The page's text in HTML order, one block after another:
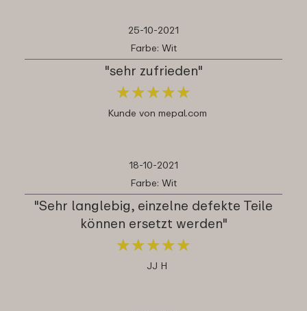
25-10-2021
Farbe: Wit
"sehr zufrieden"
★★★★★
★★★★★
Kunde von mepal.com
18-10-2021
Farbe: Wit
"Sehr langlebig, einzelne defekte Teile
können ersetzt werden"
★★★★★
★★★★★
JJ H